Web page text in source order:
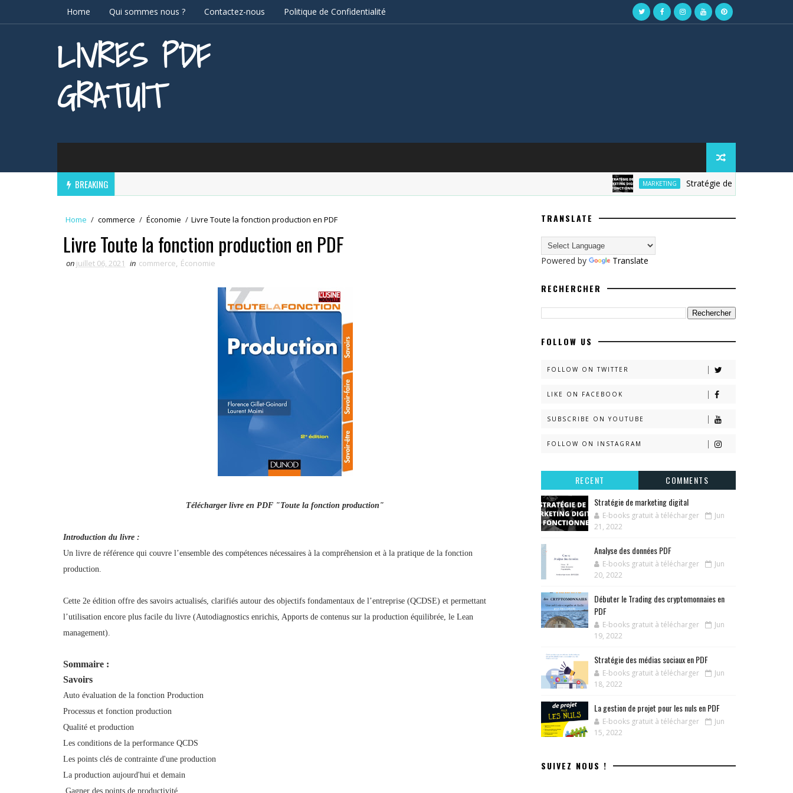
Home Qui sommes nous ? Contactez-nous Politique de Confidentialité
LIVRES PDF
GRATUIT
BREAKING MARKETING Stratégie de marketing digital
Home / commerce / Économie / Livre Toute la fonction production en PDF
Livre Toute la fonction production en PDF
on juillet 06, 2021 in commerce, Économie
Télécharger livre en PDF "Toute la fonction production"
Introduction du livre :
Un livre de référence qui couvre l’ensemble des compétences nécessaires à la compréhension et à la pratique de la fonction
production.
Cette 2e édition offre des savoirs actualisés, clarifiés autour des objectifs fondamentaux de l’entreprise (QCDSE) et permettant
l’utilisation encore plus facile du livre (Autodiagnostics enrichis, Apports de contenus sur la production équilibrée, le Lean
management).
Sommaire :
Savoirs
Auto évaluation de la fonction Production
Processus et fonction production
Qualité et production
Les conditions de la performance QCDS
Les points clés de contrainte d'une production
La production aujourd'hui et demain
Gagner des points de productivité
TRANSLATE
Powered by Translate
RECHERCHER
FOLLOW US
FOLLOW ON TWITTER
LIKE ON FACEBOOK
SUBSCRIBE ON YOUTUBE
FOLLOW ON INSTAGRAM
RECENT
COMMENTS
Stratégie de marketing digital
E-books gratuit à télécharger
Jun
21, 2022
Analyse des données PDF
E-books gratuit à télécharger
Jun
20, 2022
Débuter le Trading des cryptomonnaies en
PDF
E-books gratuit à télécharger
Jun
19, 2022
Stratégie des médias sociaux en PDF
E-books gratuit à télécharger
Jun
18, 2022
La gestion de projet pour les nuls en PDF
E-books gratuit à télécharger
Jun
15, 2022
SUIVEZ NOUS !